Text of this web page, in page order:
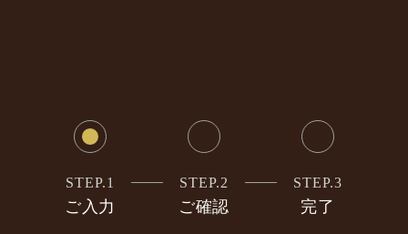
STEP.1
ご入力
STEP.2
ご確認
STEP.3
完了